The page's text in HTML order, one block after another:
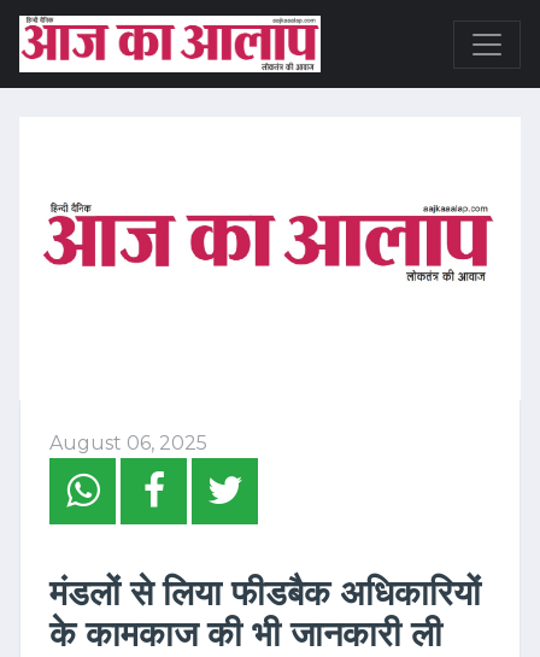
August 06, 2025
मंडलों से लिया फीडबैक अधिकारियों
के कामकाज की भी जानकारी ली